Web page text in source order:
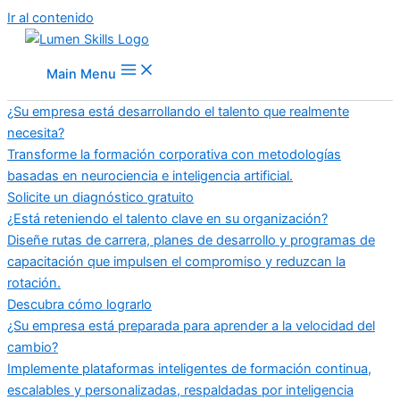
Ir al contenido
Main Menu
¿Su empresa está desarrollando el talento que realmente
necesita?
Transforme la formación corporativa con metodologías
basadas en neurociencia e inteligencia artificial.
Solicite un diagnóstico gratuito
¿Está reteniendo el talento clave en su organización?
Diseñe rutas de carrera, planes de desarrollo y programas de
capacitación que impulsen el compromiso y reduzcan la
rotación.
Descubra cómo lograrlo
¿Su empresa está preparada para aprender a la velocidad del
cambio?
Implemente plataformas inteligentes de formación continua,
escalables y personalizadas, respaldadas por inteligencia